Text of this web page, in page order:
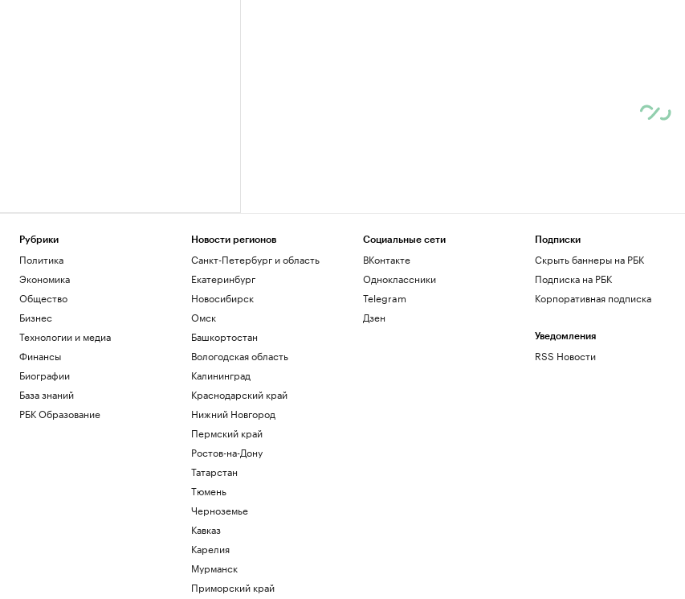
Рубрики
Политика
Экономика
Общество
Бизнес
Технологии и медиа
Финансы
Биографии
База знаний
РБК Образование
Новости регионов
Санкт-Петербург и область
Екатеринбург
Новосибирск
Омск
Башкортостан
Вологодская область
Калининград
Краснодарский край
Нижний Новгород
Пермский край
Ростов-на-Дону
Татарстан
Тюмень
Черноземье
Кавказ
Карелия
Мурманск
Приморский край
Социальные сети
ВКонтакте
Одноклассники
Telegram
Дзен
Подписки
Скрыть баннеры на РБК
Подписка на РБК
Корпоративная подписка
Уведомления
RSS Новости